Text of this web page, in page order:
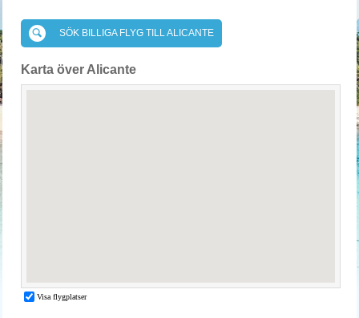
SÖK BILLIGA FLYG TILL ALICANTE
Karta över Alicante